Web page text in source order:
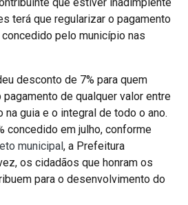
terá que regularizar o pagamento
pelo município nas
desconto de 7% para quem
de qualquer valor entre
guia e o integral de todo o ano.
concedido em julho, conforme
municipal, a Prefeitura
os cidadãos que honram os
para o desenvolvimento do